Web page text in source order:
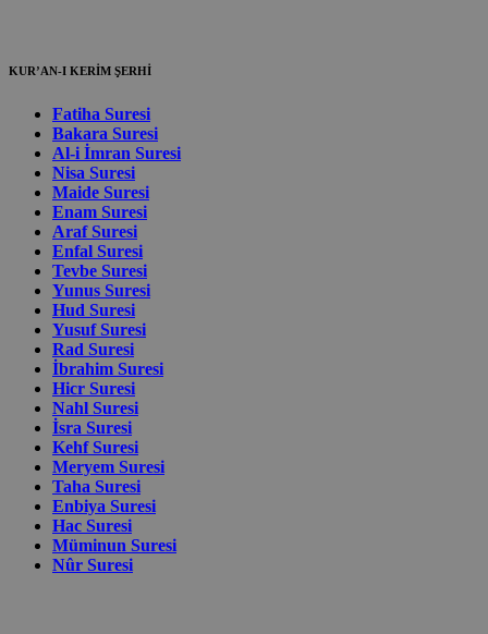
KUR’AN-I KERİM ŞERHİ
Fatiha Suresi
Bakara Suresi
Al-i İmran Suresi
Nisa Suresi
Maide Suresi
Enam Suresi
Araf Suresi
Enfal Suresi
Tevbe Suresi
Yunus Suresi
Hud Suresi
Yusuf Suresi
Rad Suresi
İbrahim Suresi
Hicr Suresi
Nahl Suresi
İsra Suresi
Kehf Suresi
Meryem Suresi
Taha Suresi
Enbiya Suresi
Hac Suresi
Müminun Suresi
Nûr Suresi